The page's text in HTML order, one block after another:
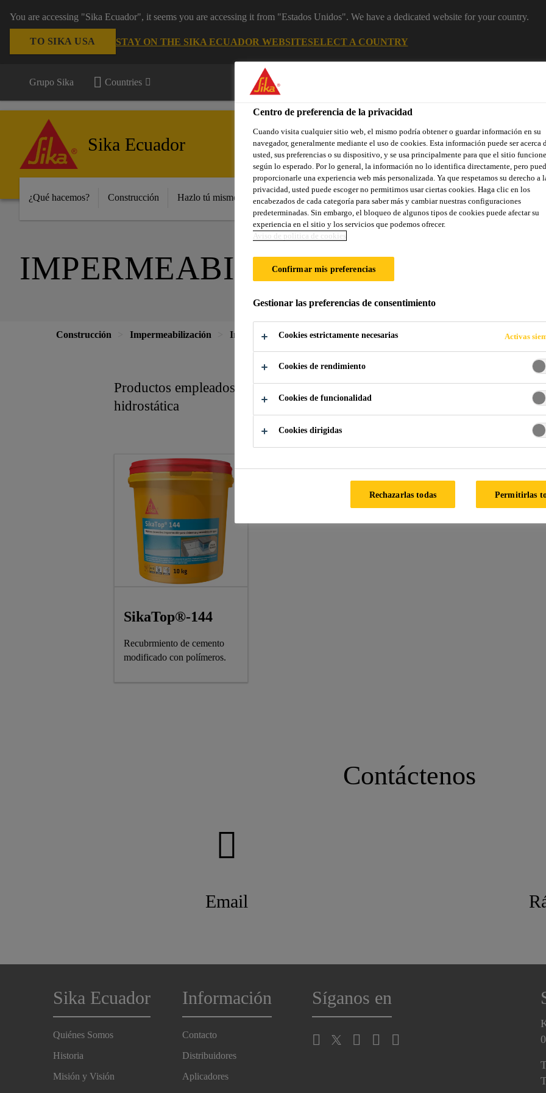
You are accessing "Sika Ecuador", it seems you are accessing it from "Estados Unidos". We have a dedicated website for your country.
TO SIKA USA STAY ON THE SIKA ECUADOR WEBSITESELECT A COUNTRY
Grupo Sika Countries
Sika Ecuador
¿Qué hacemos? Construcción Hazlo tú mismo y pequeñas renovaciones Industria Distribuidores Documentos
IMPERMEABILIZACIÓN
Construcción Impermeabilización Impermeabilización para estructuras enterradas
Productos empleados para impermeabilizar estructuras sometidas a
hidrostática
SikaTop®-144
Recubrmiento de cemento
modificado con polímeros.
Contáctenos
Email
Sika Ecuador
Quiénes Somos
Historia
Misión y Visión
Información
Contacto
Distribuidores
Aplicadores
Síganos en
Centro de preferencia de la privacidad
Cuando visita cualquier sitio web, el mismo podría obtener o guardar información en su
navegador, generalmente mediante el uso de cookies. Esta información puede ser acerca
usted, sus preferencias o su dispositivo, y se usa principalmente para que el sitio funcione
según lo esperado. Por lo general, la información no lo identifica directamente, pero
proporcionarle una experiencia web más personalizada. Ya que respetamos su derecho a
privacidad, usted puede escoger no permitirnos usar ciertas cookies. Haga clic en los
encabezados de cada categoría para saber más y cambiar nuestras configuraciones
predeterminadas. Sin embargo, el bloqueo de algunos tipos de cookies puede afectar su
experiencia en el sitio y los servicios que podemos ofrecer.
Aviso de politica de cookies
Confirmar mis preferencias
Gestionar las preferencias de consentimiento
Cookies estrictamente necesarias Activas
Cookies de rendimiento
Cookies de funcionalidad
Cookies dirigidas
Rechazarlas todas Permitirlas